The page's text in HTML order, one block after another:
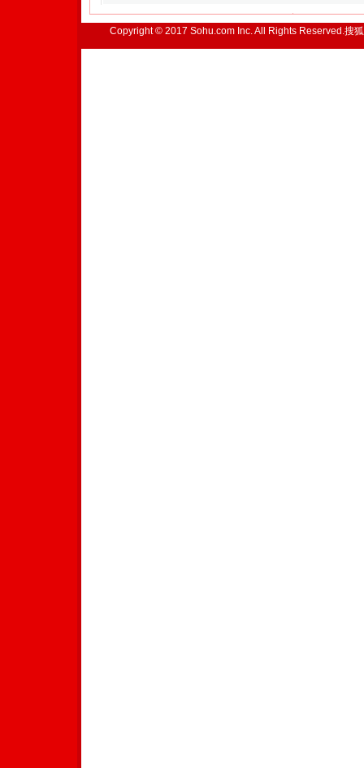
Copyright © 2017 Sohu.com Inc. All Rights Reserved.搜